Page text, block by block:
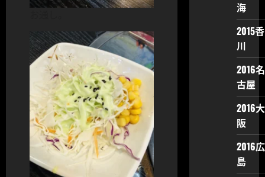
海
2015香
川
2016名
古屋
2016大
阪
2016広
島